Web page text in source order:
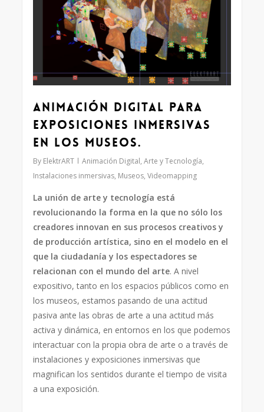
Animación digital para
exposiciones inmersivas
en los Museos.
By ElektrART Animación Digital,Arte y Tecnología,
Instalaciones inmersivas, Museos,Videomapping
La unión de arte y tecnología está
revolucionando la forma en la que no sólo los
creadores innovan en sus procesos creativos y
de producción artística, sino en el modelo en el
que la ciudadanía y los espectadores se
relacionan con el mundo del arte. A nivel
expositivo, tanto en los espacios públicos como en
los museos, estamos pasando de una actitud
pasiva ante las obras de arte a una actitud más
activa y dinámica, en entornos en los que podemos
interactuar con la propia obra de arte o a través de
instalaciones y exposiciones inmersivas que
magnifican los sentidos durante el tiempo de visita
a una exposición.